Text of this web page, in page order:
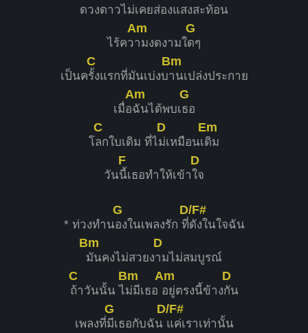
ดวงดาวไม่เคยส่องแสงสะท้อน
ไร้คว
Am
ามงดงามใ
G
ดๆ
เป็นค
C
รั้งแรกที่มันเบ่งบ
Bm
านเปล่งประกาย
เมื่อ
Am
ฉันได้พบเ
G
ธอ
โ
C
ลกใบเดิม ที่ไ
D
ม่เหมือนเ
Em
ดิม
วัน
F
นี้เธอทำให้เข้า
D
ใจ
* ท่วงทำน
G
องในเพลงรัก ที่
D/F#
ดังในใจฉัน
Bm
มันคงไม่สวยง
D
ามไม่สมบูรณ์
C
ถ้าวันนั้น ไ
Bm
ม่มีเธอ
Am
อยู่ตรงนี้ข้าง
D
กัน
เพลงที่
G
มีเธอกับฉัน
D/F#
แค่เราเท่านั้น